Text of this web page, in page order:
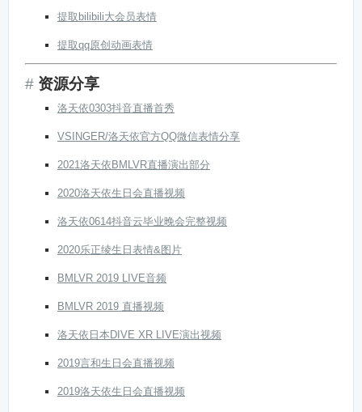
提取bilibili大会员表情
提取qq原创动画表情
资源分享
洛天依0303抖音直播首秀
VSINGER/洛天依官方QQ微信表情分享
2021洛天依BMLVR直播演出部分
2020洛天依生日会直播视频
洛天依0614抖音云毕业晚会完整视频
2020乐正绫生日表情&图片
BMLVR 2019 LIVE音频
BMLVR 2019 直播视频
洛天依日本DIVE XR LIVE演出视频
2019言和生日会直播视频
2019洛天依生日会直播视频